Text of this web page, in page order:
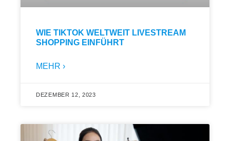
WIE TIKTOK WELTWEIT LIVESTREAM
SHOPPING EINFÜHRT
MEHR ›
DEZEMBER 12, 2023